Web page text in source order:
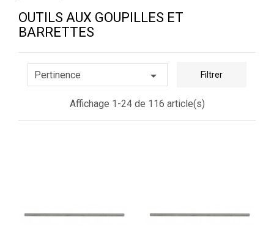
OUTILS AUX GOUPILLES ET
BARRETTES
Pertinence  Filtrer
Affichage 1-24 de 116 article(s)